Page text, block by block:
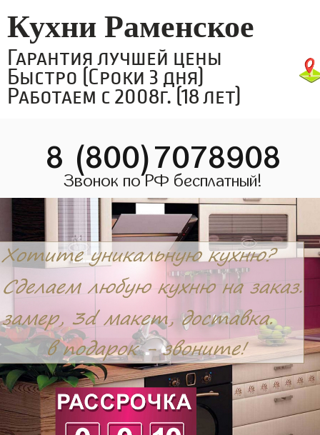
Кухни Раменское
Гарантия лучшей цены
Быстро (Сроки 3 дня)
Работаем с 2008г. (18 лет)
8 (800)7078908
Звонок по РФ бесплатный!